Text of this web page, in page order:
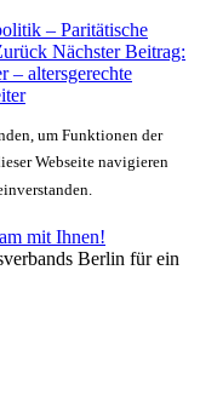
– Paritätische
Nächster Beitrag:
– altersgerechte
um Funktionen der
Webseite navigieren
mit Ihnen!
Berlin für ein